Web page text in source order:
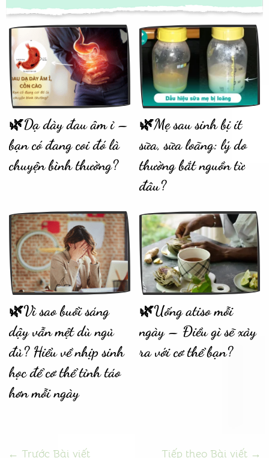
🌿Dạ dày đau âm ỉ –
bạn có đang coi đó là
chuyện bình thường?
🌿Mẹ sau sinh bị ít
sữa, sữa loãng: lý do
thường bắt nguồn từ
đâu?
🌿Vì sao buổi sáng
dậy vẫn mệt dù ngủ
đủ? Hiểu về nhịp sinh
học để cơ thể tỉnh táo
hơn mỗi ngày
🌿Uống atiso mỗi
ngày – Điều gì sẽ xảy
ra với cơ thể bạn?
← Trước Bài viết Tiếp theo Bài viết →